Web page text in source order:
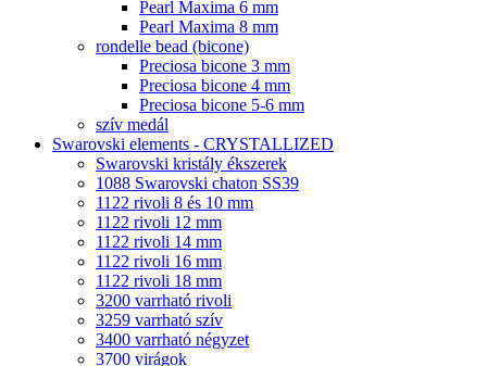
Pearl Maxima 6 mm
Pearl Maxima 8 mm
rondelle bead (bicone)
Preciosa bicone 3 mm
Preciosa bicone 4 mm
Preciosa bicone 5-6 mm
szív medál
Swarovski elements - CRYSTALLIZED
Swarovski kristály ékszerek
1088 Swarovski chaton SS39
1122 rivoli 8 és 10 mm
1122 rivoli 12 mm
1122 rivoli 14 mm
1122 rivoli 16 mm
1122 rivoli 18 mm
3200 varrható rivoli
3259 varrható szív
3400 varrható négyzet
3700 virágok